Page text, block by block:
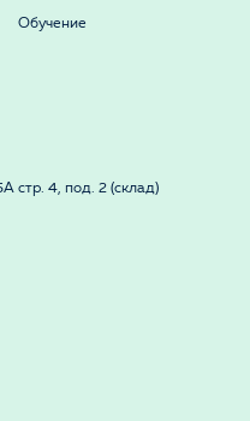
Обучение
стр. 4, под. 2 (склад)